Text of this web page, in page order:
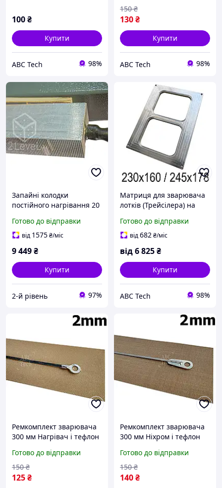
100₴
Купити
ABC Tech 98%
130₴
150 ₴
Купити
ABC Tech 98%
Запайні колодки
постійного нагрівання 20
запайкові під ТЕН 10 мм
погінний метр
Готово до відправки
від 1575₴/міс
9 449₴
Купити
2-й рівень 97%
Матриця для зварювача
лотків (Трейсілера) на
пайки склянок
Готово до відправки
від682₴/міс
від6 825₴
Купити
ABC Tech 98%
Ремкомплект зварювача
300 мм Нагрівач і тефлон
запайника пакетів FS-300
ABS Шов 2 мм
Готово до відправки
125₴
150 ₴
Ремкомплект зварювача
300 мм Ніхром і тефлон
300С Шов 2 мм
Готово до відправки
140₴
150 ₴